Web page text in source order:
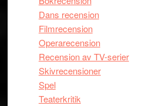
Dans recension
Filmrecension
Operarecension
Recension av TV-serier
Skivrecensioner
Spel
Teaterkritik